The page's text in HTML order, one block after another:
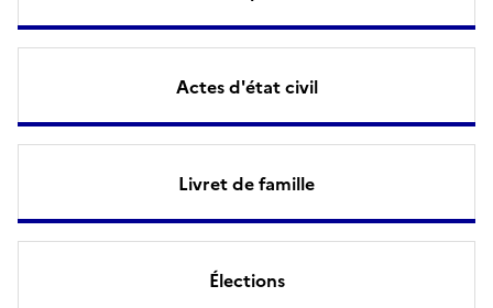
Actes d'état civil
Livret de famille
Élections